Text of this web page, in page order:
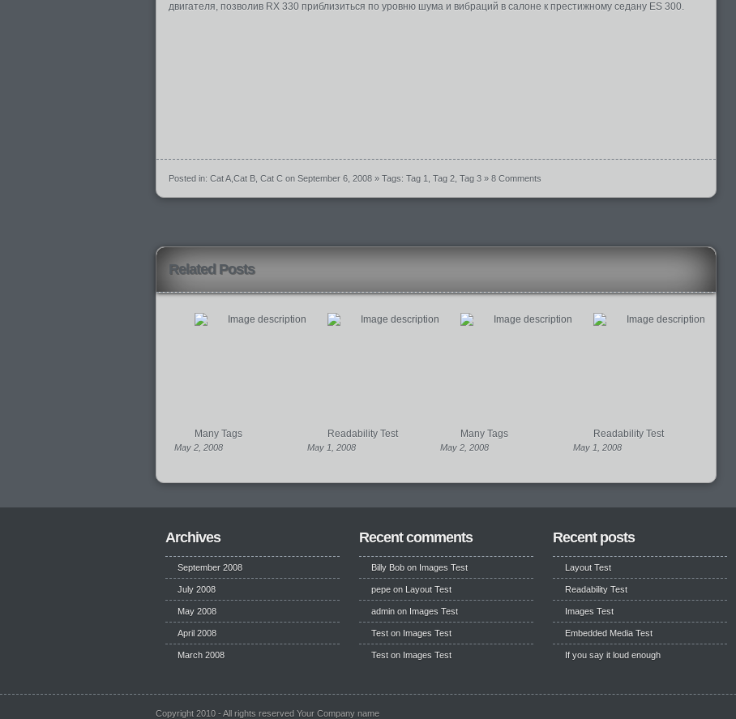
двигателя, позволив RX 330 приблизиться по уровню шума и вибраций в салоне к престижному седану ES 300.
Posted in: Cat A Cat B Cat C on September 6, 2008 » Tags: Tag 1 Tag 2 Tag 3 » 8 Comments
Related Posts
Many Tags
May 2, 2008
Readability Test
May 1, 2008
Many Tags
May 2, 2008
Readability Test
May 1, 2008
Archives
September 2008
July 2008
May 2008
April 2008
March 2008
Recent comments
Billy Bob on Images Test
pepe on Layout Test
admin on Images Test
Test on Images Test
Test on Images Test
Recent posts
Layout Test
Readability Test
Images Test
Embedded Media Test
If you say it loud enough
Copyright 2010 - All rights reserved Your Company name